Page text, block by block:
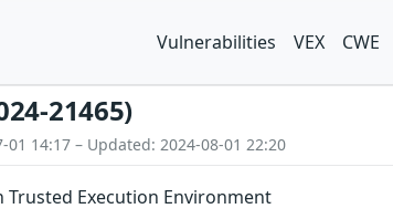
Vulnerabilities VEX CWE
21465)
01 14:17 – Updated: 2024-08-01 22:20
Trusted Execution Environment